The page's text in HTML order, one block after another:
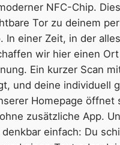
NFC-Chip.
Tor zu deinem
In einer Zeit, in der
wir hier einen
Ein kurzer Scan
und deine individuell
Homepage öffnet
zusätzliche App.
denkbar einfach: Du